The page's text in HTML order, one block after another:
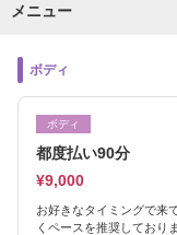
メニュー
ボディ
ボディ
都度払い90分
¥9,000
お好きなタイミングで来
くペースを推奨しており